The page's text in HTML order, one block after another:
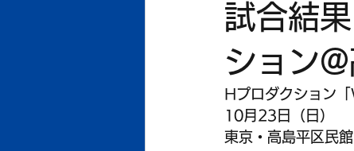
試合結
ション
Hプロダクション
10月23日（日）
東京・高島平区民館